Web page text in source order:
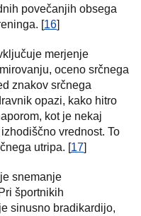
povečanjih obsega
[16]
merjenje
oceno srčnega
znakov srčnega
opazi, kako hitro
kot je nekaj
vrednost. To
utripa. [17]
snemanje
športnikih
sinusno bradikardijo,